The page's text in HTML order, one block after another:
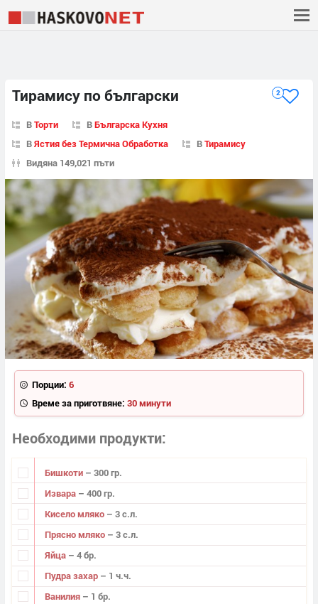
Тирамису по български 2
ВТорти ВБългарска Кухня
ВЯстия без Термична Обработка ВТирамису
Видяна 149,021 пъти
Порции: 6
Време за приготвяне: 30 минути
Необходими продукти
Бишкоти – 300 гр.
Извара – 400 гр.
Кисело мляко – 3 с.л.
Прясно мляко – 3 с.л.
Яйца – 4 бр.
Пудра захар – 1 ч.ч.
Ванилия – 1 бр.